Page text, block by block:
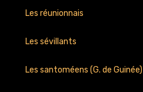
Les réunionnais
Les sévillants
Les santoméens (G. de